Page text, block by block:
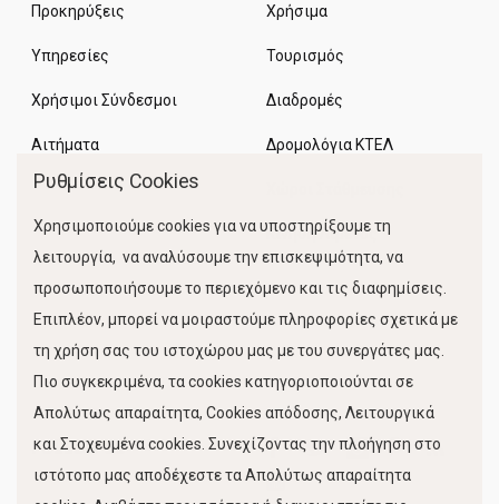
Προκηρύξεις
Υπηρεσίες
Χρήσιμοι Σύνδεσμοι
Αιτήματα
Χρήσιμα
Τουρισμός
Διαδρομές
Δρομολόγια ΚΤΕΛ
Κίνηση Λιμένος
FOLLOW US
Ρυθμίσεις Cookies
Χρησιμοποιούμε cookies για να υποστηρίξουμε τη
λειτουργία, να αναλύσουμε την επισκεψιμότητα, να
προσωποποιήσουμε το περιεχόμενο και τις διαφημίσεις.
Επιπλέον, μπορεί να μοιραστούμε πληροφορίες σχετικά με
τη χρήση σας του ιστοχώρου μας με του συνεργάτες μας.
Πιο συγκεκριμένα, τα cookies κατηγοριοποιούνται σε
Απολύτως απαραίτητα, Cookies απόδοσης, Λειτουργικά
και Στοχευμένα cookies. Συνεχίζοντας την πλοήγηση στο
ιστότοπο μας αποδέχεστε τα Απολύτως απαραίτητα